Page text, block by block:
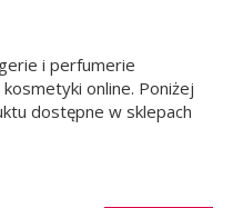
i perfumerie
online. Poniżej
dostępne w sklepach